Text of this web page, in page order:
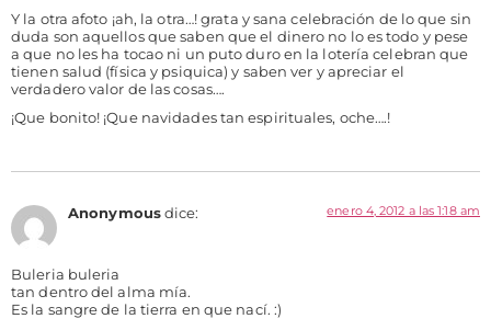
Y la otra afoto ¡ah, la otra…! grata y sana celebración de lo que sin
duda son aquellos que saben que el dinero no lo es todo y pese
a que no les ha tocao ni un puto duro en la lotería celebran que
tienen salud (física y psiquica) y saben ver y apreciar el
verdadero valor de las cosas….
¡Que bonito! ¡Que navidades tan espirituales, oche….!
Anonymous dice: enero 4, 2012 a las 1:18 am
Buleria buleria
tan dentro del alma mía.
Es la sangre de la tierra en que nací. :)